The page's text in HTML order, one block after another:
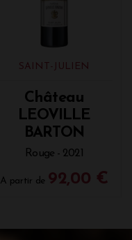
SAINT-JULIEN
Château
LEOVILLE
BARTON
Rouge - 2021
A partir de 92,00 €